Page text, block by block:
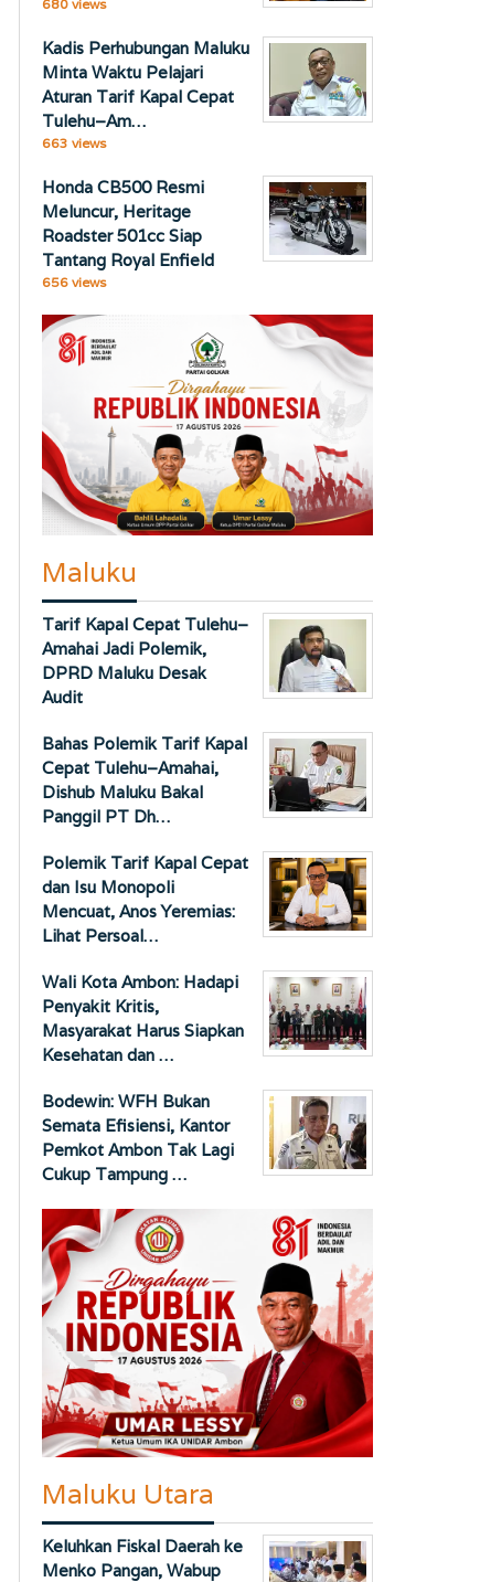
680 views
Kadis Perhubungan Maluku
Minta Waktu Pelajari
Aturan Tarif Kapal Cepat
Tulehu–Am…
663 views
Honda CB500 Resmi
Meluncur, Heritage
Roadster 501cc Siap
Tantang Royal Enfield
656 views
Maluku
Tarif Kapal Cepat Tulehu–
Amahai Jadi Polemik,
DPRD Maluku Desak
Audit
Bahas Polemik Tarif Kapal
Cepat Tulehu–Amahai,
Dishub Maluku Bakal
Panggil PT Dh…
Polemik Tarif Kapal Cepat
dan Isu Monopoli
Mencuat, Anos Yeremias:
Lihat Persoal…
Wali Kota Ambon: Hadapi
Penyakit Kritis,
Masyarakat Harus Siapkan
Kesehatan dan …
Bodewin: WFH Bukan
Semata Efisiensi, Kantor
Pemkot Ambon Tak Lagi
Cukup Tampung …
Maluku Utara
Keluhkan Fiskal Daerah ke
Menko Pangan, Wabup